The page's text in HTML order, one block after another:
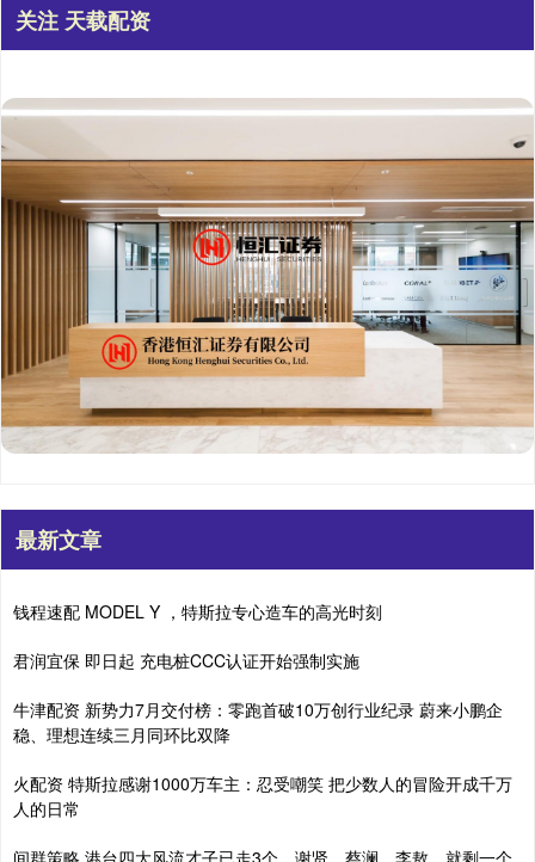
关注 天载配资
最新文章
钱程速配 MODEL Y ，特斯拉专心造车的高光时刻
君润宜保 即日起 充电桩CCC认证开始强制实施
牛津配资 新势力7月交付榜：零跑首破10万创行业纪录 蔚来小鹏企
稳、理想连续三月同环比双降
火配资 特斯拉感谢1000万车主：忍受嘲笑 把少数人的冒险开成千万
人的日常